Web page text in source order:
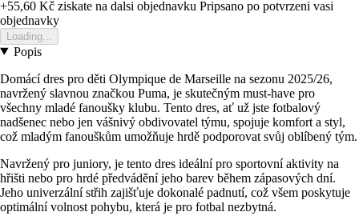
+55,60 Kč ziskate na dalsi objednavku Pripsano po potvrzeni vasi
objednavky
Loading...
Popis
Domácí dres pro děti Olympique de Marseille na sezonu 2025/26,
navržený slavnou značkou Puma, je skutečným must-have pro
všechny mladé fanoušky klubu. Tento dres, ať už jste fotbalový
nadšenec nebo jen vášnivý obdivovatel týmu, spojuje komfort a styl,
což mladým fanouškům umožňuje hrdě podporovat svůj oblíbený tým.
Navržený pro juniory, je tento dres ideální pro sportovní aktivity na
hřišti nebo pro hrdé předvádění jeho barev během zápasových dní.
Jeho univerzální střih zajišťuje dokonalé padnutí, což všem poskytuje
optimální volnost pohybu, která je pro fotbal nezbytná.